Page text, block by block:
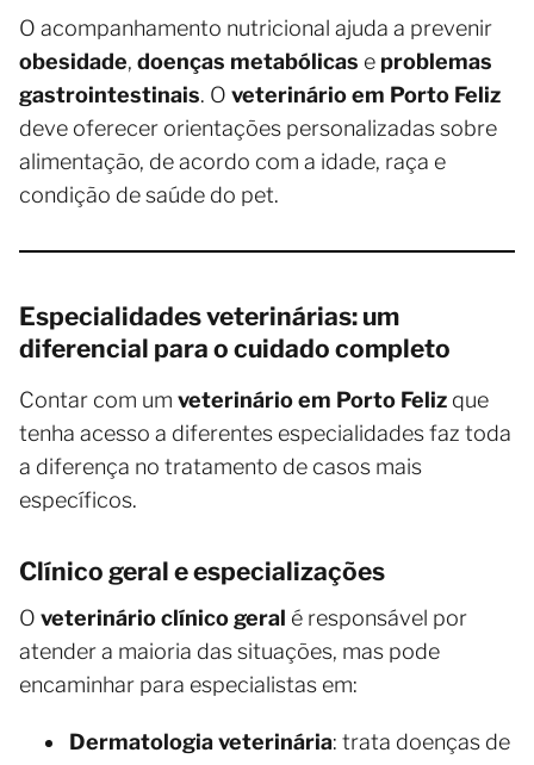
O acompanhamento nutricional ajuda a prevenir
obesidade, doenças metabólicas e problemas
gastrointestinais. O veterinário em Porto Feliz
deve oferecer orientações personalizadas sobre
alimentação, de acordo com a idade, raça e
condição de saúde do pet.
Especialidades veterinárias: um
diferencial para o cuidado completo
Contar com um veterinário em Porto Feliz que
tenha acesso a diferentes especialidades faz toda
a diferença no tratamento de casos mais
específicos.
Clínico geral e especializações
O veterinário clínico geral é responsável por
atender a maioria das situações, mas pode
encaminhar para especialistas em:
Dermatologia veterinária: trata doenças de